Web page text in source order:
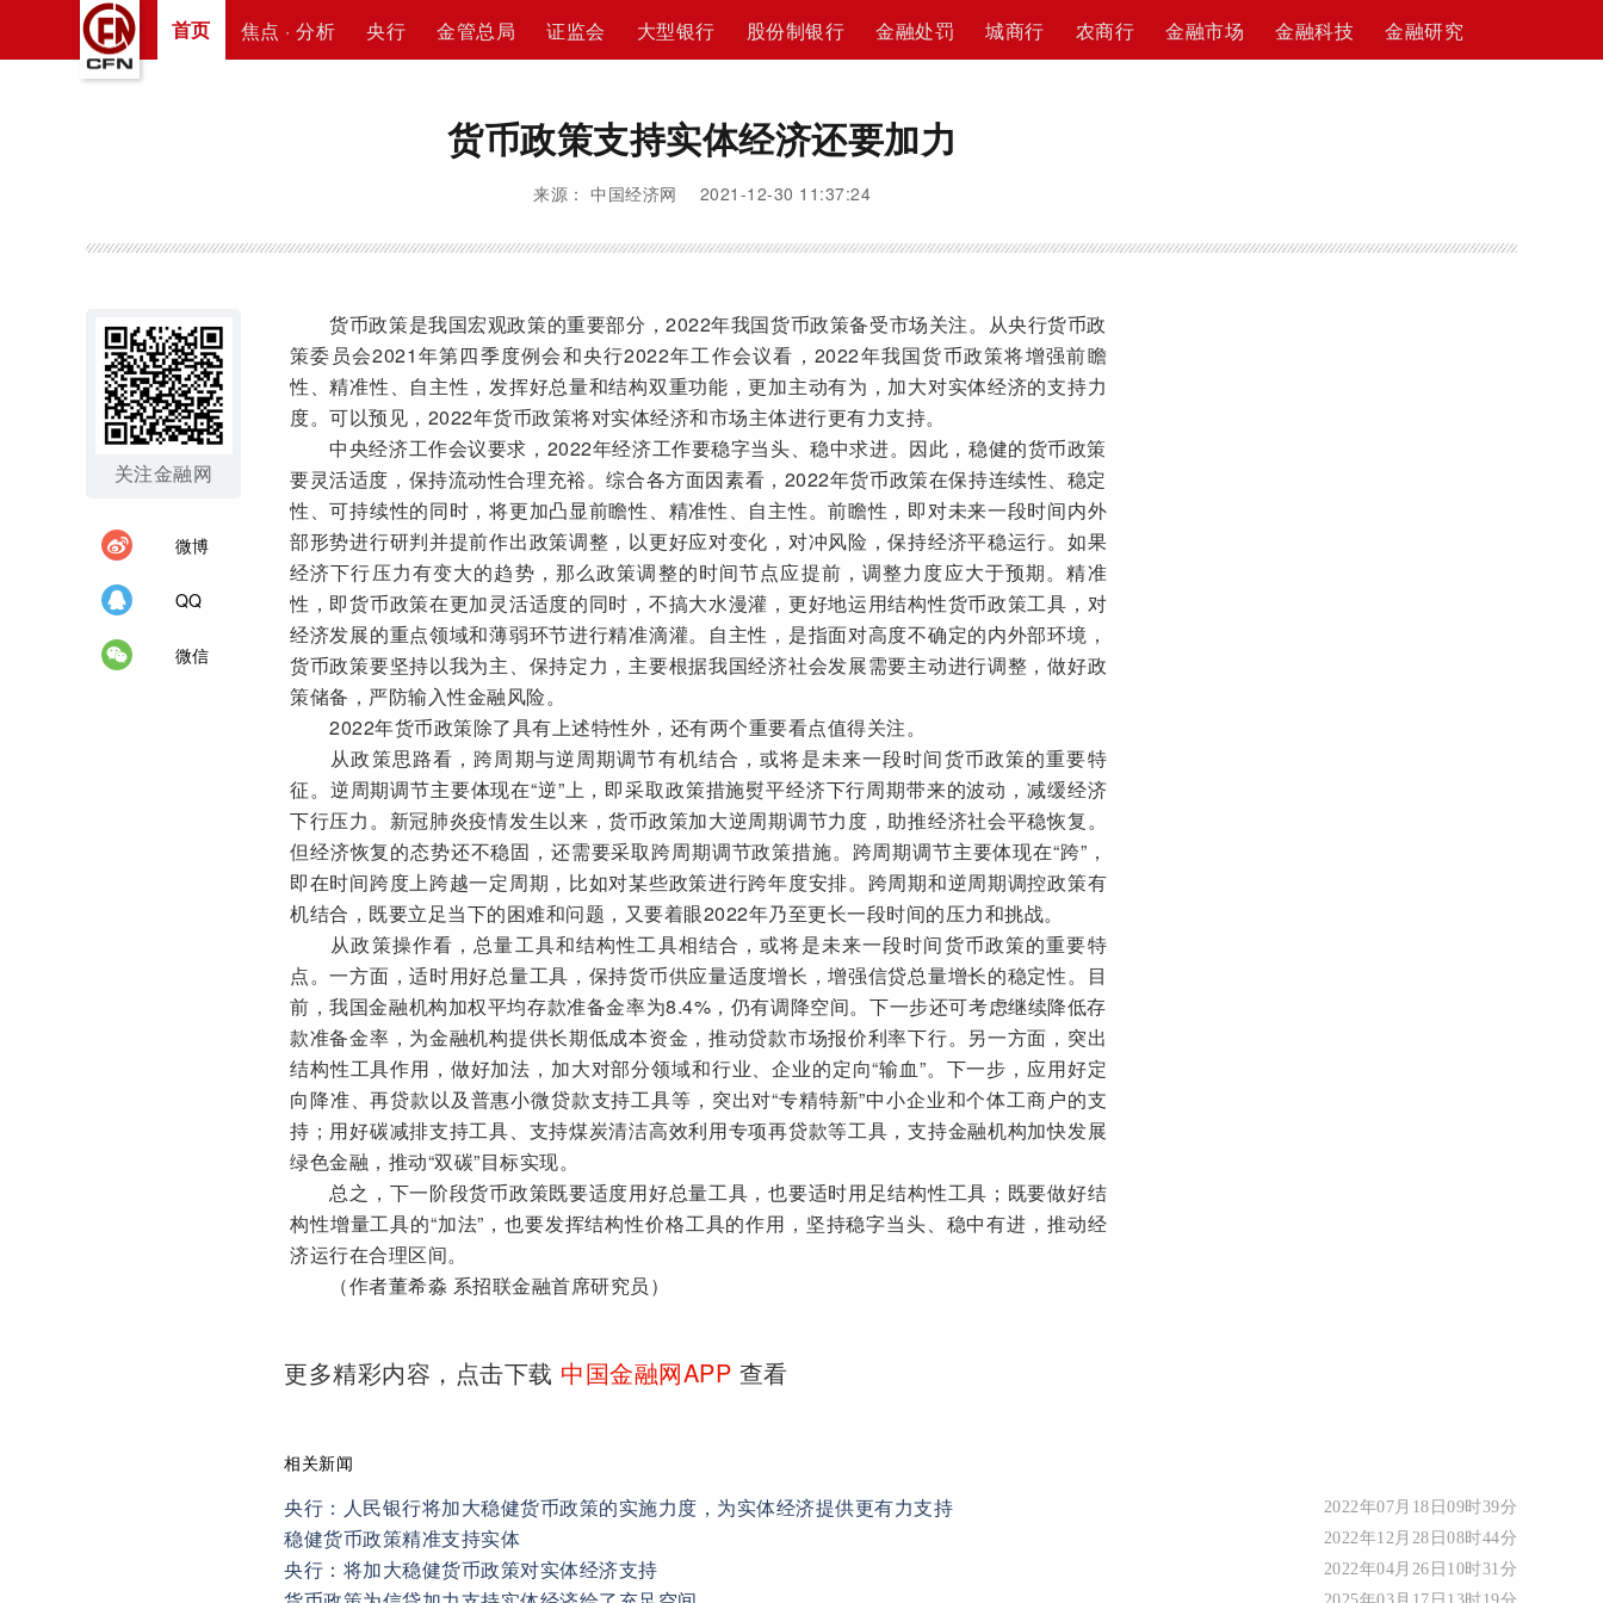
首页 焦点 · 分析 央行 金管总局 证监会 大型银行 股份制银行 金融处罚 城商行 农商行 金融市场 金融科技 金融研究
货币政策支持实体经济还要加力
来源： 中国经济网 2021-12-30 11:37:24
关注金融网
微博
QQ
微信
货币政策是我国宏观政策的重要部分，2022年我国货币政策备受市场关注。从央行货币政
策委员会2021年第四季度例会和央行2022年工作会议看，2022年我国货币政策将增强前瞻
性、精准性、自主性，发挥好总量和结构双重功能，更加主动有为，加大对实体经济的支持力
度。可以预见，2022年货币政策将对实体经济和市场主体进行更有力支持。
中央经济工作会议要求，2022年经济工作要稳字当头、稳中求进。因此，稳健的货币政策
要灵活适度，保持流动性合理充裕。综合各方面因素看，2022年货币政策在保持连续性、稳定
性、可持续性的同时，将更加凸显前瞻性、精准性、自主性。前瞻性，即对未来一段时间内外
部形势进行研判并提前作出政策调整，以更好应对变化，对冲风险，保持经济平稳运行。如果
经济下行压力有变大的趋势，那么政策调整的时间节点应提前，调整力度应大于预期。精准
性，即货币政策在更加灵活适度的同时，不搞大水漫灌，更好地运用结构性货币政策工具，对
经济发展的重点领域和薄弱环节进行精准滴灌。自主性，是指面对高度不确定的内外部环境，
货币政策要坚持以我为主、保持定力，主要根据我国经济社会发展需要主动进行调整，做好政
策储备，严防输入性金融风险。
2022年货币政策除了具有上述特性外，还有两个重要看点值得关注。
从政策思路看，跨周期与逆周期调节有机结合，或将是未来一段时间货币政策的重要特
征。逆周期调节主要体现在“逆”上，即采取政策措施熨平经济下行周期带来的波动，减缓经济
下行压力。新冠肺炎疫情发生以来，货币政策加大逆周期调节力度，助推经济社会平稳恢复。
但经济恢复的态势还不稳固，还需要采取跨周期调节政策措施。跨周期调节主要体现在“跨”，
即在时间跨度上跨越一定周期，比如对某些政策进行跨年度安排。跨周期和逆周期调控政策有
机结合，既要立足当下的困难和问题，又要着眼2022年乃至更长一段时间的压力和挑战。
从政策操作看，总量工具和结构性工具相结合，或将是未来一段时间货币政策的重要特
点。一方面，适时用好总量工具，保持货币供应量适度增长，增强信贷总量增长的稳定性。目
前，我国金融机构加权平均存款准备金率为8.4%，仍有调降空间。下一步还可考虑继续降低存
款准备金率，为金融机构提供长期低成本资金，推动贷款市场报价利率下行。另一方面，突出
结构性工具作用，做好加法，加大对部分领域和行业、企业的定向“输血”。下一步，应用好定
向降准、再贷款以及普惠小微贷款支持工具等，突出对“专精特新”中小企业和个体工商户的支
持；用好碳减排支持工具、支持煤炭清洁高效利用专项再贷款等工具，支持金融机构加快发展
绿色金融，推动“双碳”目标实现。
总之，下一阶段货币政策既要适度用好总量工具，也要适时用足结构性工具；既要做好结
构性增量工具的“加法”，也要发挥结构性价格工具的作用，坚持稳字当头、稳中有进，推动经
济运行在合理区间。
（作者董希淼 系招联金融首席研究员）
更多精彩内容，点击下载 中国金融网APP 查看
相关新闻
央行：人民银行将加大稳健货币政策的实施力度，为实体经济提供更有力支持 2022年07月18日09时39分
稳健货币政策精准支持实体 2022年12月28日08时44分
央行：将加大稳健货币政策对实体经济支持 2022年04月26日10时31分